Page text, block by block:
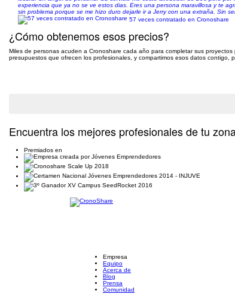
experiencia que ya no se ve estos dias. Eres una persona maravillosa y te
sin problema porque se me hizo duro dejarle ir a Jerry con una extraña. Sin
57 veces contratado en Cronoshare
¿Cómo obtenemos esos precios?
Miles de personas acuden a Cronoshare cada año para completar sus
presupuestos que ofrecen los profesionales, y compartimos esos datos contigo,
Encuentra los mejores profesionales de tu
Premiados en
Empresa
Equipo
Acerca de
Blog
Prensa
Comunidad